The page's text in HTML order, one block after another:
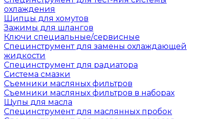
охлаждения
Щипцы для хомутов
Зажимы для шлангов
Ключи специальные/сервисные
Специнструмент для замены охлаждающей
жидкости
Специнструмент для радиатора
Система смазки
Съемники масляных фильтров
Съемники масляных фильтров в наборах
Щупы для масла
Специнструмент для маслянных пробок